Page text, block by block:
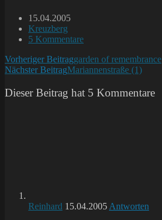
Beitrag
veröffentlicht:
15.04.2005
Beitrags-
Kategorie:
Kreuzberg
Beitrags-
5 Kommentare
Weitere
Artikel
ansehen
Vorheriger Beitraggarden of remembrance
Nächster BeitragMariannenstraße (1)
Dieser Beitrag hat 5 Kommentare
Reinhard 15.04.2005 Antworten